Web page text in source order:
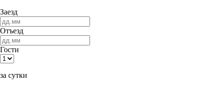
Заезд
Отъезд
Гости
за сутки